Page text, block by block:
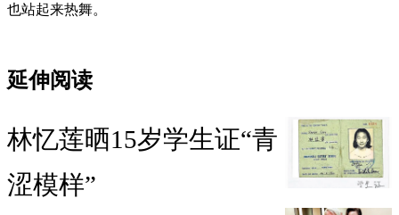
也站起来热舞。
延伸阅读
林忆莲晒15岁学生证“青
涩模样”